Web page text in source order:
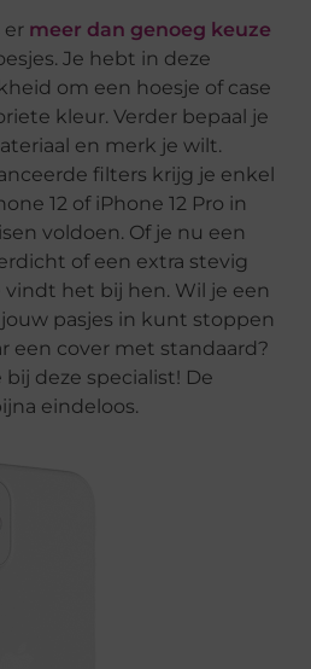
er meer dan genoeg keuze
Je hebt in deze
om een hoesje of case
kleur. Verder bepaal je
en merk je wilt.
filters krijg je enkel
12 of iPhone 12 Pro in
voldoen. Of je nu een
of een extra stevig
het bij hen. Wil je een
jouw pasjes in kunt stoppen
een cover met standaard?
deze specialist! De
eindeloos.